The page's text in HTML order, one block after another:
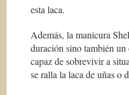
esta laca.
Además, la manicura
duración sino también un
capaz de sobrevivir a
se ralla la laca de uñas o